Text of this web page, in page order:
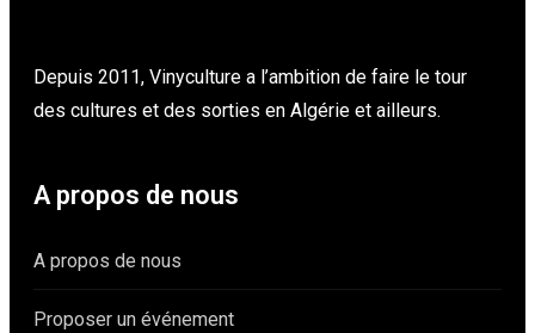
Depuis 2011, Vinyculture a l’ambition de faire le tour
des cultures et des sorties en Algérie et ailleurs.
A propos de nous
A propos de nous
Proposer un événement